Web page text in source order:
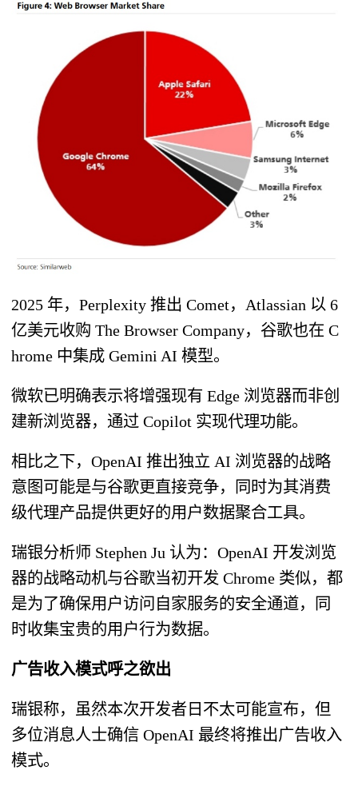
2025 年，Perplexity 推出 Comet，Atlassian 以 6
亿美元收购 The Browser Company，谷歌也在 C
hrome 中集成 Gemini AI 模型。
微软已明确表示将增强现有 Edge 浏览器而非创
建新浏览器，通过 Copilot 实现代理功能。
相比之下，OpenAI 推出独立 AI 浏览器的战略
意图可能是与谷歌更直接竞争，同时为其消费
级代理产品提供更好的用户数据聚合工具。
瑞银分析师 Stephen Ju 认为：OpenAI 开发浏览
器的战略动机与谷歌当初开发 Chrome 类似，都
是为了确保用户访问自家服务的安全通道，同
时收集宝贵的用户行为数据。
广告收入模式呼之欲出
瑞银称，虽然本次开发者日不太可能宣布，但
多位消息人士确信 OpenAI 最终将推出广告收入
模式。